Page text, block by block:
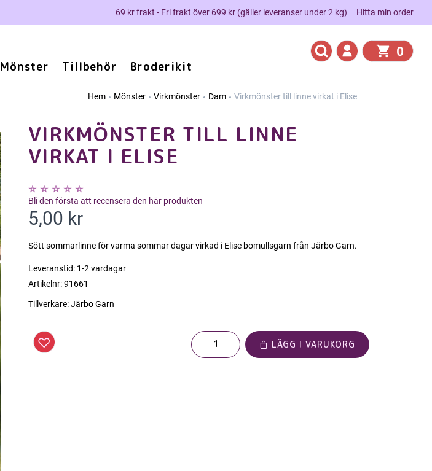
69 kr frakt - Fri frakt över 699 kr (gäller leveranser under 2 kg) Hitta min order
Mönster Tillbehör Broderikit
0
Hem Mönster Virkmönster Dam Virkmönster till linne virkat i Elise
VIRKMÖNSTER TILL LINNE
VIRKAT I ELISE
Bli den första att recensera den här produkten
5,00 kr
Sött sommarlinne för varma sommar dagar virkad i Elise bomullsgarn från Järbo Garn.
Leveranstid: 1-2 vardagar
Artikelnr:91661
Tillverkare:Järbo Garn
LÄGG I VARUKORG